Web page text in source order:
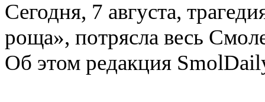
Сегодня, 7 августа,
роща», потрясла весь
Об этом редакция